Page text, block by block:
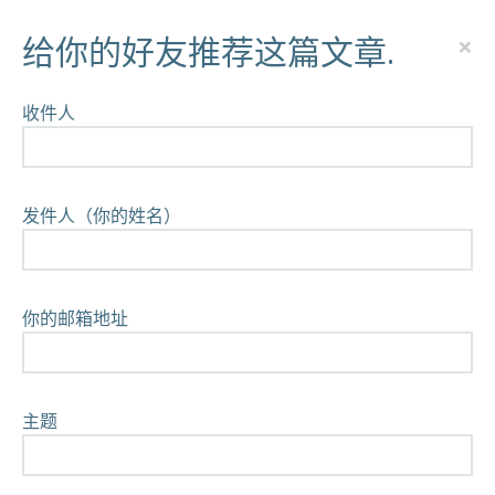
给你的好友推荐这篇文章. ×
收件人
发件人（你的姓名）
你的邮箱地址
主题